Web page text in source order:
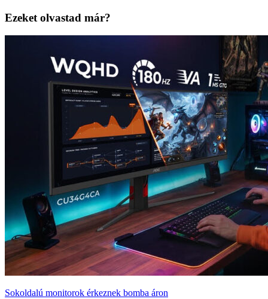
Ezeket olvastad már?
Sokoldalú monitorok érkeznek bomba áron